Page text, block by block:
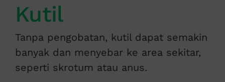
Kutil
Tanpa pengobatan, kutil dapat semakin
banyak dan menyebar ke area sekitar,
seperti skrotum atau anus.